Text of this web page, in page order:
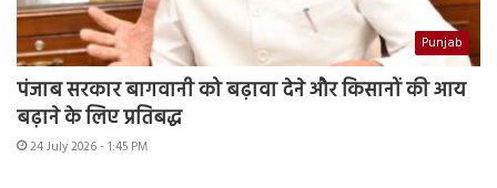
Punjab
पंजाब सरकार बागवानी को बढ़ावा देने और किसानों की आय
बढ़ाने के लिए प्रतिबद्ध
24 July 2026 - 1:45 PM